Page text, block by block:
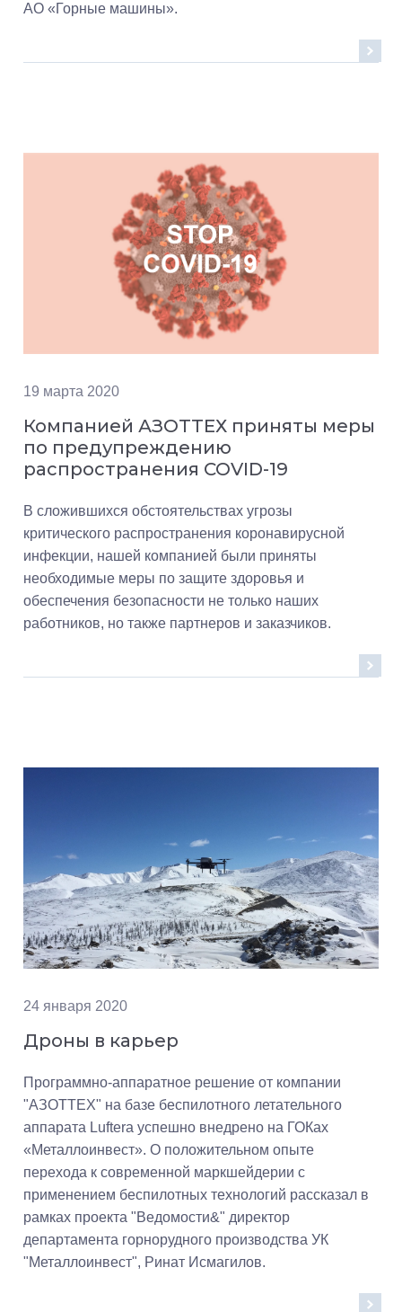
АО «Горные машины».
19 марта 2020
Компанией АЗОТТЕХ приняты меры
по предупреждению
распространения COVID-19
В сложившихся обстоятельствах угрозы
критического распространения коронавирусной
инфекции, нашей компанией были приняты
необходимые меры по защите здоровья и
обеспечения безопасности не только наших
работников, но также партнеров и заказчиков.
24 января 2020
Дроны в карьер
Программно-аппаратное решение от компании
"АЗОТТЕХ" на базе беспилотного летательного
аппарата Luftera успешно внедрено на ГОКах
«Металлоинвест». О положительном опыте
перехода к современной маркшейдерии с
применением беспилотных технологий рассказал в
рамках проекта "Ведомости&" директор
департамента горнорудного производства УК
"Металлоинвест", Ринат Исмагилов.